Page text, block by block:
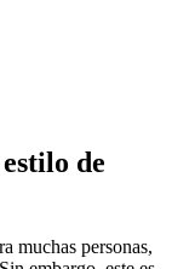
de
muchas personas,